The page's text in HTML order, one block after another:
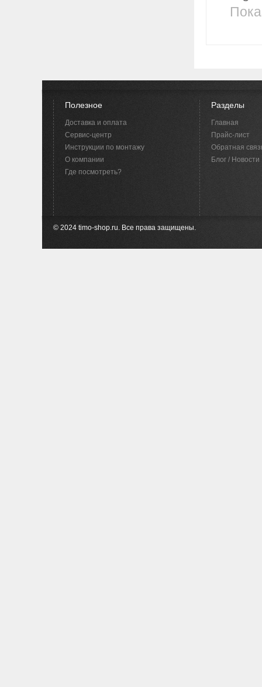
Полезное
Доставка и оплата
Сервис-центр
Инструкции по монтажу
O компании
Где посмотреть?
Разделы
Главная
Прайс-лист
Обратная
Блог / Новости
© 2024 timo-shop.ru. Все права защищены.